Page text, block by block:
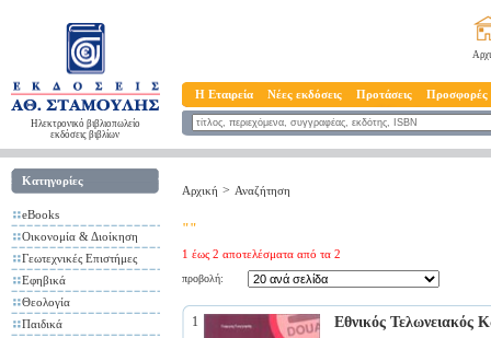
Ηλεκτρονικό βιβλιοπωλείο
εκδόσεις βιβλίων
Η Εταιρεία Νέες εκδόσεις Προτάσεις Προσφορές
Κατηγορίες
eBooks
Οικονομία & Διοίκηση
Γεωτεχνικές Επιστήμες
Εφηβικά
Θεολογία
Παιδικά
Αρχική > Αναζήτηση
""
1 έως 2 αποτελέσματα από τα 2
προβολή:
1 Εθνικός Τελωνειακός